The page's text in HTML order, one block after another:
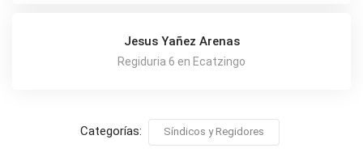
Jesus Yañez Arenas
Regiduria 6 en Ecatzingo
Categorías: Síndicos y Regidores